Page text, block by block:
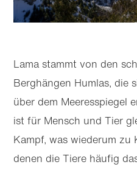
Lama stammt von den
Berghängen Humlas, die
über dem Meeres­spiegel
ist für Mensch und Tier
Kampf, was wiederum
denen die Tiere häufig